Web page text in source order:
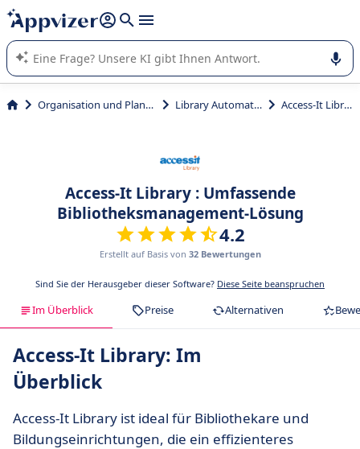
beantworten (mehrere Zeilen mit
Die KI von Appvizer führt Sie bei der Nutzung oder Auswahl
von SaaS-Software in Unternehmen.
Organisation und Planung Library Automation Access-It Library
Access-It Library : Umfassende
Bibliotheksmanagement-Lösung
4.2
Erstellt auf Basis von 32 Bewertungen
Sind Sie der Herausgeber dieser Software? Diese Seite beanspruchen
Im Überblick Preise Alternativen
Access-It Library: Im
Überblick
Access-It Library ist ideal für Bibliothekare und
Bildungseinrichtungen, die ein effizienteres